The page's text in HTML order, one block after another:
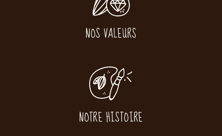
NOS VALEURS
NOTRE HISTOIRE